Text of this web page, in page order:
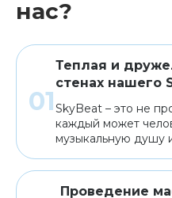
нас?
Теплая и
стенах нашего
SkyBeat – это не
каждый может
музыкальную душу
Проведение